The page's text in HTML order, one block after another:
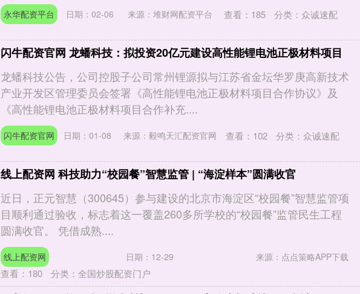
永华配资平台 日期：02-06 来源：堆财网配资平台 查看： 185 分类： 众诚速配
闪牛配资官网 龙蟠科技：拟投资20亿元建设高性能锂电池正极材料项目
龙蟠科技公告，公司控股子公司常州锂源拟与江苏省金坛华罗庚高新技术
产业开发区管理委员会签署《高性能锂电池正极材料项目合作协议》及
《高性能锂电池正极材料项目合作补充....
闪牛配资官网 日期：01-08 来源：毅鸣天汇配资官网 查看： 102 分类： 众诚速配
线上配资网 科技助力“校园餐”智慧监管 | “海淀样本”圆满收官
近日，正元智慧（300645）参与建设的北京市海淀区“校园餐”智慧监管项
目顺利通过验收，标志着这一覆盖260多所学校的“校园餐”监管民生工程
圆满收官。 凭借成熟....
线上配资网 日期：12-29 来源：点点策略APP下载
查看： 180 分类： 全国炒股配资门户